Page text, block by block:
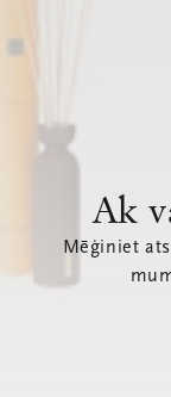
Ak
Mēģiniet